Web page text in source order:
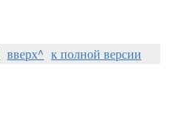
вверх^ к полной версии